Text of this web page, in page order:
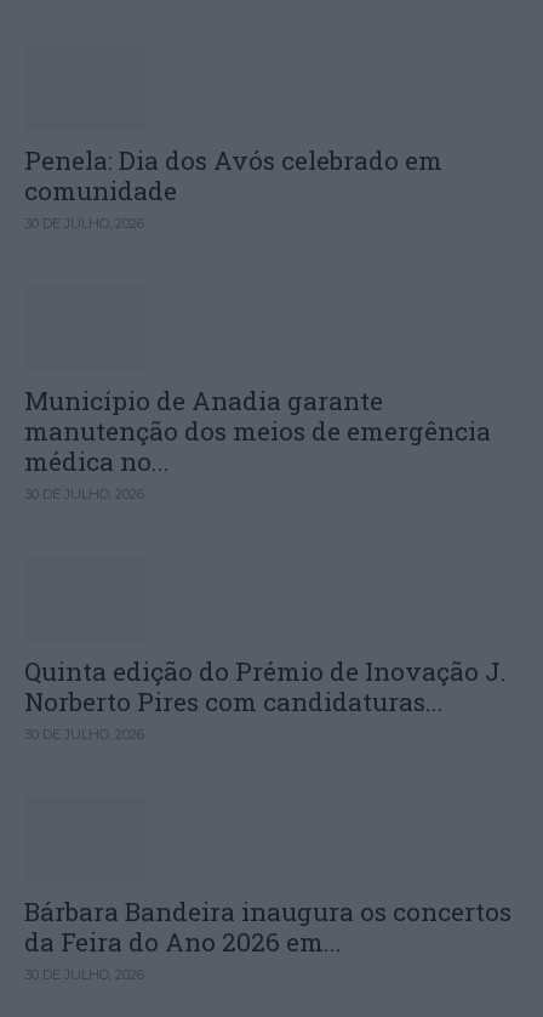
Penela: Dia dos Avós celebrado em
comunidade
30 DE JULHO, 2026
Município de Anadia garante
manutenção dos meios de emergência
médica no...
30 DE JULHO, 2026
Quinta edição do Prémio de Inovação J.
Norberto Pires com candidaturas...
30 DE JULHO, 2026
Bárbara Bandeira inaugura os concertos
da Feira do Ano 2026 em...
30 DE JULHO, 2026